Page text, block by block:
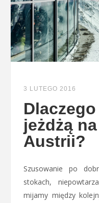
3 LUTEGO 2016
jeżdżą
Austrii?
Szusowanie po
stokach,
mijamy między